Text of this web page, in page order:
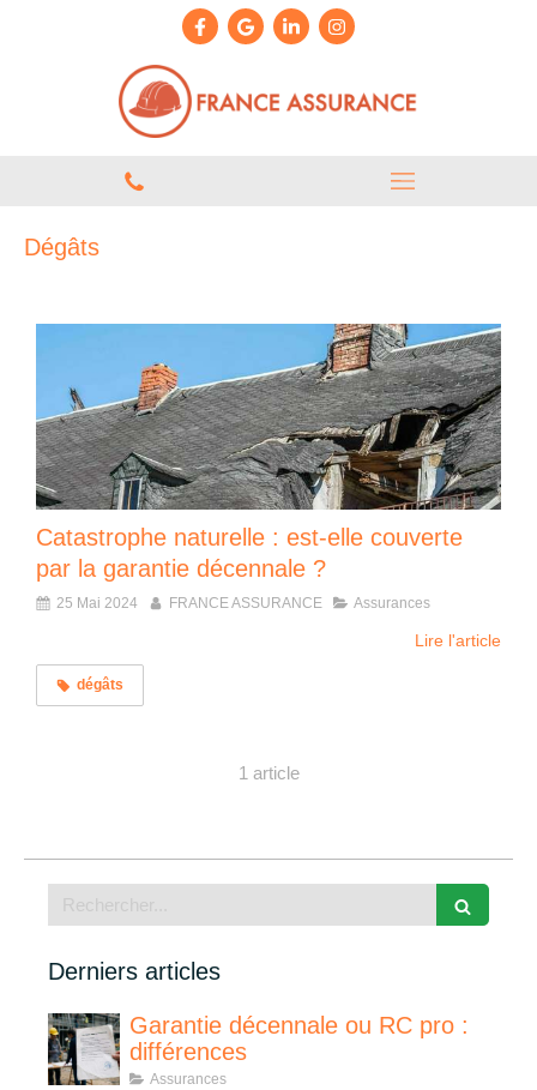
Dégâts
Catastrophe naturelle : est-elle couverte
par la garantie décennale ?
25 Mai 2024 FRANCE ASSURANCE Assurances
Lire l'article
dégâts
1 article
Derniers articles
Garantie décennale ou RC pro :
différences
Assurances